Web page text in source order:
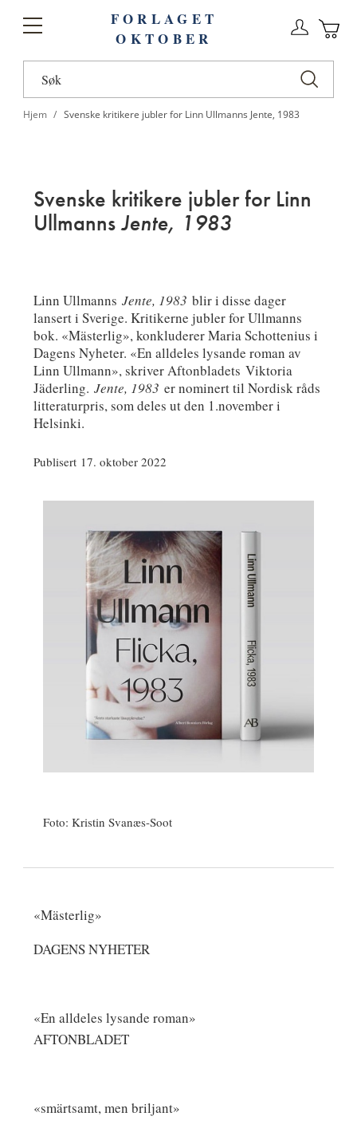
Toggle
FORLAGET
OKTOBER
Hjem Svenske kritikere jubler for Linn Ullmanns Jente, 1983
Svenske kritikere jubler for Linn
Ullmanns Jente, 1983
Linn Ullmanns Jente, 1983 blir i disse dager
lansert i Sverige. Kritikerne jubler for Ullmanns
bok. «Mästerlig», konkluderer Maria Schottenius i
Dagens Nyheter. «En alldeles lysande roman av
Linn Ullmann», skriver Aftonbladets Viktoria
Jäderling. Jente, 1983 er nominert til Nordisk råds
litteraturpris, som deles ut den 1.november i
Helsinki.
Publisert 17. oktober 2022
Foto: Kristin Svanæs-Soot
«Mästerlig»
DAGENS NYHETER
«En alldeles lysande roman»
AFTONBLADET
«smärtsamt, men briljant»